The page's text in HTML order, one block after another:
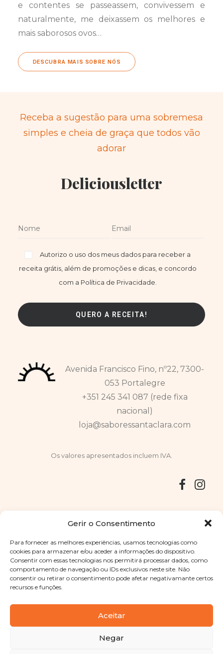
Gerir o Consentimento
Para fornecer as melhores experiências, usamos tecnologias como
cookies para armazenar e/ou aceder a informações do dispositivo.
Consentir com essas tecnologias nos permitirá processar dados, como
comportamento de navegação ou IDs exclusivos neste site. Não
consentir ou retirar o consentimento pode afetar negativamante certos
recursos e funções.
Aceitar
Negar
e contentes se passeassem, convivessem e
naturalmente, me deixassem os melhores e
mais saborosos ovos…
DESCUBRA MAIS SOBRE NÓS
Receba a sugestão para uma sobremesa
simples e cheia de graça que todos vão
adorar
Deliciousletter
Autorizo o uso dos meus dados para receber a
receita grátis, além de promoções e dicas, e concordo
com a Política de Privacidade.
Avenida Francisco Fino, nº22, 7300-
053 Portalegre
+351 245 341 087 (rede fixa
nacional)
loja@saboressantaclara.com
Os valores apresentados incluem IVA.
Copyright © 2025 Sabores Santa Clara
. Todos os direitos
reservadosPolítica de Privacidade |Termos e condições
Designed byShift Your Branding Agency